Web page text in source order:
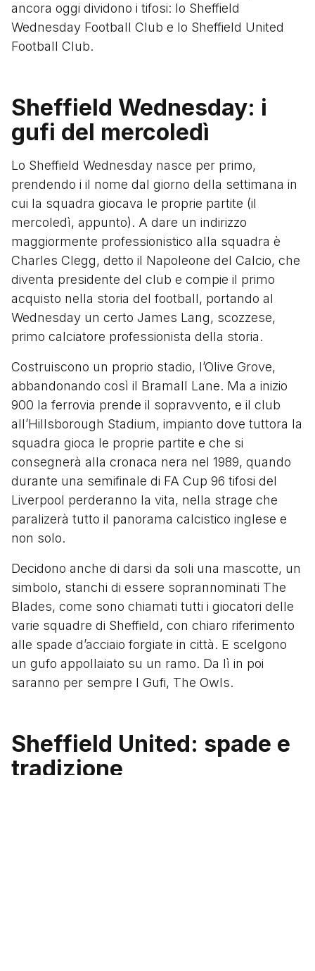
ancora oggi dividono i tifosi: lo Sheffield
Wednesday Football Club e lo Sheffield United
Football Club.
Sheffield Wednesday: i
gufi del mercoledì
Lo Sheffield Wednesday nasce per primo,
prendendo i il nome dal giorno della settimana in
cui la squadra giocava le proprie partite (il
mercoledì, appunto). A dare un indirizzo
maggiormente professionistico alla squadra è
Charles Clegg, detto il Napoleone del Calcio, che
diventa presidente del club e compie il primo
acquisto nella storia del football, portando al
Wednesday un certo James Lang, scozzese,
primo calciatore professionista della storia.
Costruiscono un proprio stadio, l’Olive Grove,
abbandonando così il Bramall Lane. Ma a inizio
900 la ferrovia prende il sopravvento, e il club
all’Hillsborough Stadium, impianto dove tuttora la
squadra gioca le proprie partite e che si
consegnerà alla cronaca nera nel 1989, quando
durante una semifinale di FA Cup 96 tifosi del
Liverpool perderanno la vita, nella strage che
paralizerà tutto il panorama calcistico inglese e
non solo.
Decidono anche di darsi da soli una mascotte, un
simbolo, stanchi di essere soprannominati The
Blades, come sono chiamati tutti i giocatori delle
varie squadre di Sheffield, con chiaro riferimento
alle spade d’acciaio forgiate in città. E scelgono
un gufo appollaiato su un ramo. Da lì in poi
saranno per sempre I Gufi, The Owls.
Sheffield United: spade e
tradizione